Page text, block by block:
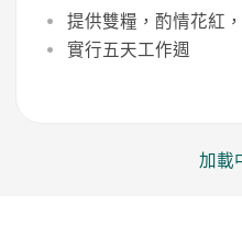
提供雙糧，酌情花紅
實行五天工作週
加載